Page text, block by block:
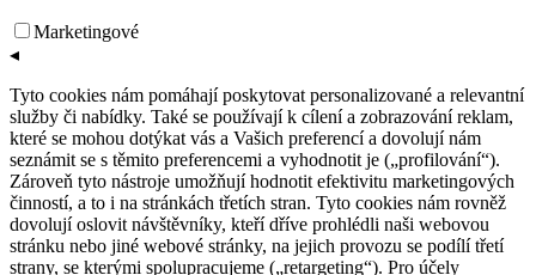
Marketingové
◂
Tyto cookies nám pomáhají poskytovat personalizované a relevantní
služby či nabídky. Také se používají k cílení a zobrazování reklam,
které se mohou dotýkat vás a Vašich preferencí a dovolují nám
seznámit se s těmito preferencemi a vyhodnotit je („profilování“).
Zároveň tyto nástroje umožňují hodnotit efektivitu marketingových
činností, a to i na stránkách třetích stran. Tyto cookies nám rovněž
dovolují oslovit návštěvníky, kteří dříve prohlédli naši webovou
stránku nebo jiné webové stránky, na jejich provozu se podílí třetí
strany, se kterými spolupracujeme („retargeting“). Pro účely